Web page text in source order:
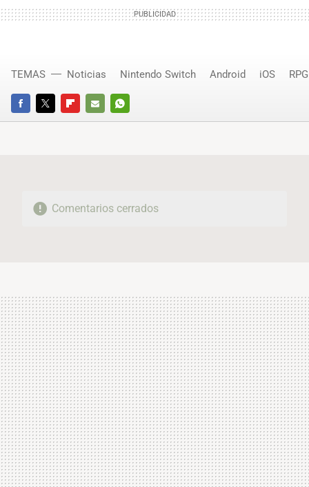
FACEBOOKTWITTERFLIPBOARD
E-
WHATSAPP
TEMAS Noticias Nintendo Switch Android iOS RPG
Comentarios cerrados